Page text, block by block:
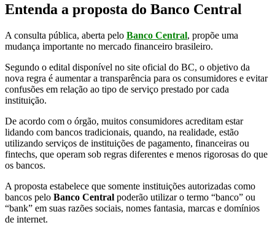
Entenda a proposta do Banco Central
A consulta pública, aberta pelo Banco Central, propõe uma
mudança importante no mercado financeiro brasileiro.
Segundo o edital disponível no site oficial do BC, o objetivo da
nova regra é aumentar a transparência para os consumidores e evitar
confusões em relação ao tipo de serviço prestado por cada
instituição.
De acordo com o órgão, muitos consumidores acreditam estar
lidando com bancos tradicionais, quando, na realidade, estão
utilizando serviços de instituições de pagamento, financeiras ou
fintechs, que operam sob regras diferentes e menos rigorosas do que
os bancos.
A proposta estabelece que somente instituições autorizadas como
bancos pelo Banco Central poderão utilizar o termo “banco” ou
“bank” em suas razões sociais, nomes fantasia, marcas e domínios
de internet.